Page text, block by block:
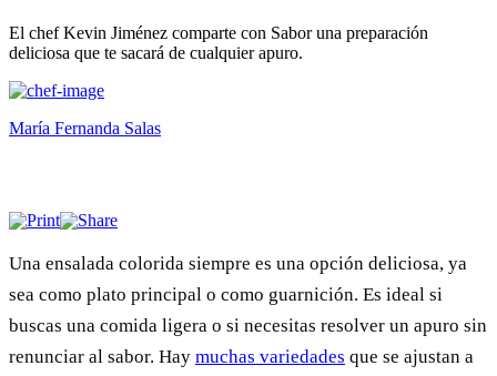
El chef Kevin Jiménez comparte con Sabor una preparación
deliciosa que te sacará de cualquier apuro.
María Fernanda Salas
Una ensalada colorida siempre es una opción deliciosa, ya
sea como plato principal o como guarnición. Es ideal si
buscas una comida ligera o si necesitas resolver un apuro sin
renunciar al sabor. Hay muchas variedades que se ajustan a